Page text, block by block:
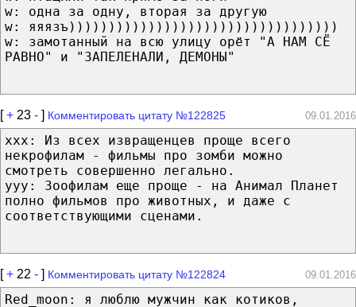
w: одна за одну, вторая за другую
w: яяязъ))))))))))))))))))))))))))))))))))
w: замотанный на всю улицу орёт "А НАМ СЁ
РАВНО" и "ЗАПЕЛЕНАЛИ, ДЕМОНЫ"
[+ 23 - ] Комментировать цитату №122825 09.01.2016
ххх: Из всех извращенцев проще всего
некрофилам - фильмы про зомби можно
смотреть совершенно легально.
ууу: Зоофилам еще проще - на Анимал Планет
полно фильмов про животных, и даже с
соответствующими сценами.
[+ 22 - ] Комментировать цитату №122824 09.01.2016
Red_moon: я люблю мужчин как котиков,